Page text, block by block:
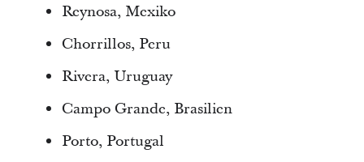
Reynosa, Mexiko
Chorrillos, Peru
Rivera, Uruguay
Campo Grande, Brasilien
Porto, Portugal